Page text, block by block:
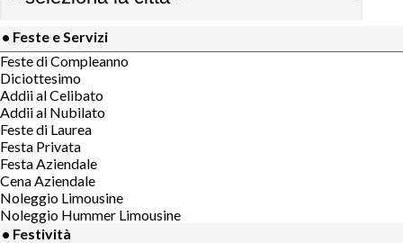
• Feste e Servizi
Feste di Compleanno
Diciottesimo
Addii al Celibato
Addii al Nubilato
Feste di Laurea
Festa Privata
Festa Aziendale
Cena Aziendale
Noleggio Limousine
Noleggio Hummer Limousine
• Festività